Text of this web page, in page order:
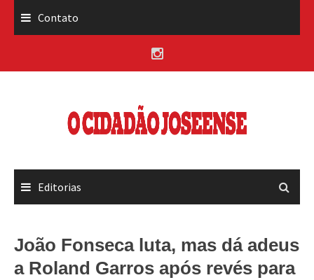
Contato
Editorias
João Fonseca luta, mas dá adeus
a Roland Garros após revés para